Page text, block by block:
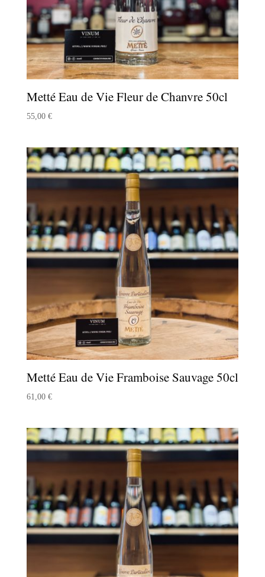
Metté Eau de Vie Fleur de Chanvre 50cl
55,00 €
Metté Eau de Vie Framboise Sauvage 50cl
61,00 €